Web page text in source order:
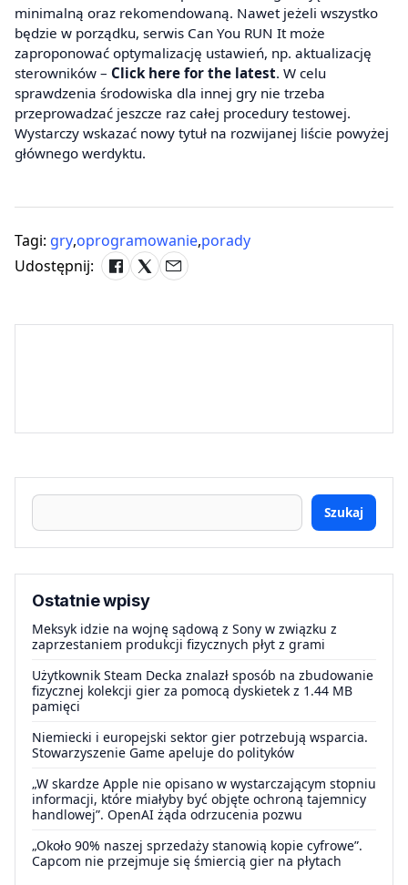
minimalną oraz rekomendowaną. Nawet jeżeli wszystko
będzie w porządku, serwis Can You RUN It może
zaproponować optymalizację ustawień, np. aktualizację
sterowników – Click here for the latest. W celu
sprawdzenia środowiska dla innej gry nie trzeba
przeprowadzać jeszcze raz całej procedury testowej.
Wystarczy wskazać nowy tytuł na rozwijanej liście powyżej
głównego werdyktu.
Tagi: gry,oprogramowanie,porady
Udostępnij:
Szukaj
Ostatnie wpisy
Meksyk idzie na wojnę sądową z Sony w związku z
zaprzestaniem produkcji fizycznych płyt z grami
Użytkownik Steam Decka znalazł sposób na zbudowanie
fizycznej kolekcji gier za pomocą dyskietek z 1.44 MB
pamięci
Niemiecki i europejski sektor gier potrzebują wsparcia.
Stowarzyszenie Game apeluje do polityków
„W skardze Apple nie opisano w wystarczającym stopniu
informacji, które miałyby być objęte ochroną tajemnicy
handlowej”. OpenAI żąda odrzucenia pozwu
„Około 90% naszej sprzedaży stanowią kopie cyfrowe”.
Capcom nie przejmuje się śmiercią gier na płytach